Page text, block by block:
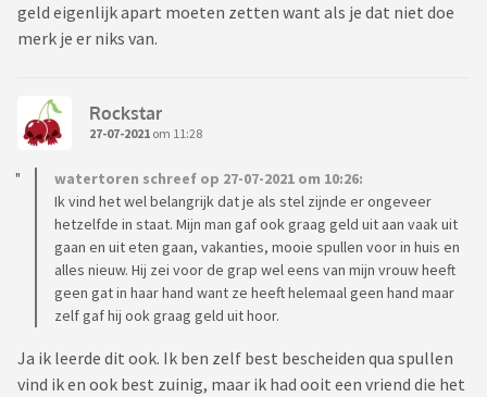
geld eigenlijk apart moeten zetten want als je dat niet doe
merk je er niks van.
Rockstar
27-07-2021 om 11:28
watertoren schreef op 27-07-2021 om 10:26:
Ik vind het wel belangrijk dat je als stel zijnde er ongeveer
hetzelfde in staat. Mijn man gaf ook graag geld uit aan vaak uit
gaan en uit eten gaan, vakanties, mooie spullen voor in huis en
alles nieuw. Hij zei voor de grap wel eens van mijn vrouw heeft
geen gat in haar hand want ze heeft helemaal geen hand maar
zelf gaf hij ook graag geld uit hoor.
Ja ik leerde dit ook. Ik ben zelf best bescheiden qua spullen
vind ik en ook best zuinig, maar ik had ooit een vriend die het